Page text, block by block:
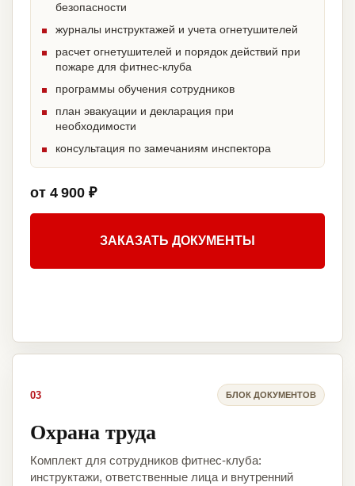
безопасности
журналы инструктажей и учета огнетушителей
расчет огнетушителей и порядок действий при
пожаре для фитнес-клуба
программы обучения сотрудников
план эвакуации и декларация при
необходимости
консультация по замечаниям инспектора
от 4 900 ₽
ЗАКАЗАТЬ ДОКУМЕНТЫ
03 БЛОК ДОКУМЕНТОВ
Охрана труда
Комплект для сотрудников фитнес-клуба:
инструктажи, ответственные лица и внутренний